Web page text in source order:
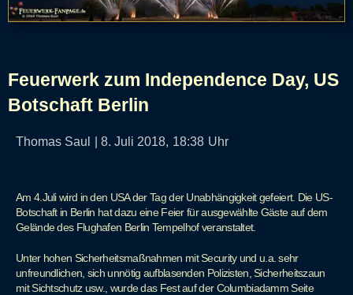
Feuerwerk zum Independence Day, US
Botschaft Berlin
Thomas Saul 8. Juli 2018, 18:38 Uhr
Am 4.Juli wird in den USA der Tag der Unabhängigkeit gefeiert. Die US-
Botschaft in Berlin hat dazu eine Feier für ausgewählte Gäste auf dem
Gelände des Flughafen Berlin Tempelhof veranstaltet.
Unter hohen Sicherheitsmaßnahmen mit Security und u.a. sehr
unfreundlichen, sich unnötig aufblasenden Polizisten, Sicherheitszaun
mit Sichtschutz usw., wurde das Fest auf der Columbiadamm Seite